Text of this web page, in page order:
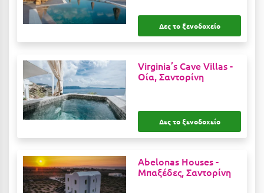
Κύπρος
Λαγκάδια
Λακόπετρα Αχαΐας
Λασίθι
Λεπτοκαρυά
Δες το ξενοδοχείο
Virginia’s Cave Villas -
Οία, Σαντορίνη
Δες το ξενοδοχείο
Abelonas Houses -
Μπαξέδες, Σαντορίνη